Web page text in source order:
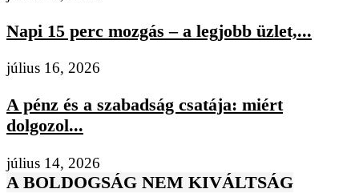
Napi 15 perc mozgás – a legjobb üzlet,...
július 16, 2026
A pénz és a szabadság csatája: miért
dolgozol...
július 14, 2026
A BOLDOGSÁG NEM KIVÁLTSÁG